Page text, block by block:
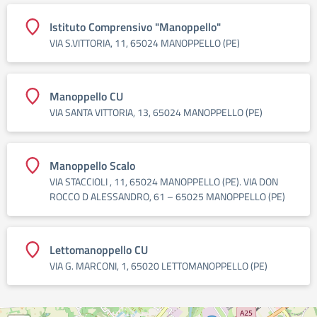
Istituto Comprensivo "Manoppello"
VIA S.VITTORIA, 11, 65024 MANOPPELLO (PE)
Manoppello CU
VIA SANTA VITTORIA, 13, 65024 MANOPPELLO (PE)
Manoppello Scalo
VIA STACCIOLI , 11, 65024 MANOPPELLO (PE). VIA DON
ROCCO D ALESSANDRO, 61 – 65025 MANOPPELLO (PE)
Lettomanoppello CU
VIA G. MARCONI, 1, 65020 LETTOMANOPPELLO (PE)